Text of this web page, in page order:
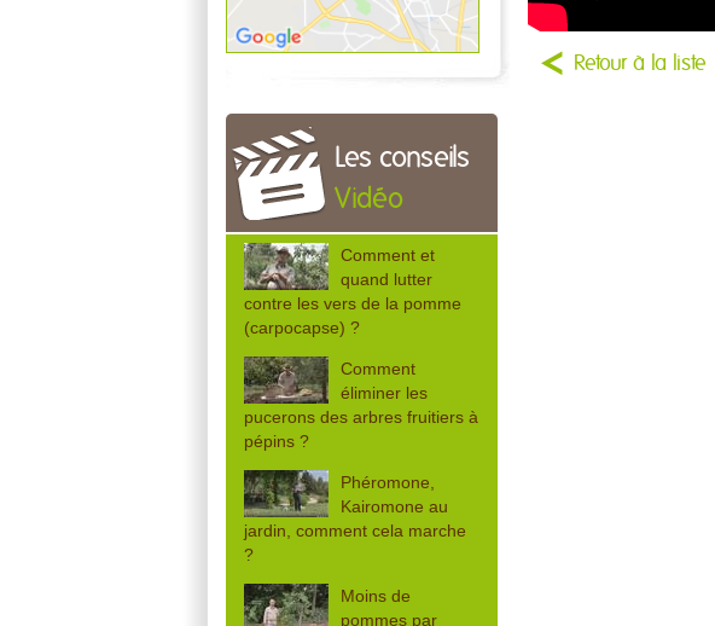
Les conseils
Vidéo
Comment et
quand lutter
contre les vers de la pomme
(carpocapse) ?
Comment
éliminer les
pucerons des arbres fruitiers à
pépins ?
Phéromone,
Kairomone au
jardin, comment cela marche
?
Moins de
pommes par
Retour à la liste